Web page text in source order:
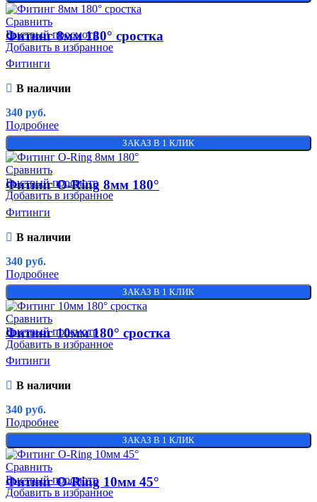
Сравнить
Быстрый просмотр
Добавить в избранное
Фитинг 8мм 180° сростка
Фитинги
В наличии
340 руб.
Подробнее
ЗАКАЗ В 1 КЛИК
Сравнить
Быстрый просмотр
Добавить в избранное
Фитинг O-Ring 8мм 180°
Фитинги
В наличии
340 руб.
Подробнее
ЗАКАЗ В 1 КЛИК
Сравнить
Быстрый просмотр
Добавить в избранное
Фитинг 10мм 180° сростка
Фитинги
В наличии
340 руб.
Подробнее
ЗАКАЗ В 1 КЛИК
Сравнить
Быстрый просмотр
Добавить в избранное
Фитинг O-Ring 10мм 45°